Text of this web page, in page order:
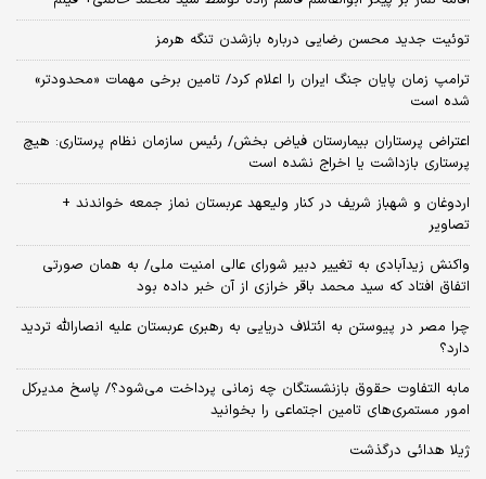
توئیت جدید محسن رضایی درباره بازشدن تنگه هرمز
ترامپ زمان پایان جنگ ایران را اعلام کرد/ تامین برخی مهمات «محدودتر»
شده است
اعتراض پرستاران بیمارستان فیاض بخش/ رئیس سازمان نظام پرستاری: هیچ
پرستاری بازداشت یا اخراج نشده است
اردوغان و شهباز شریف در کنار ولیعهد عربستان نماز جمعه خواندند +
تصاویر
واکنش زیدآبادی به تغییر دبیر شورای عالی امنیت ملی/ به همان صورتی
اتفاق افتاد که سید محمد باقر خرازی از آن خبر داده بود
چرا مصر در پیوستن به ائتلاف دریایی به رهبری عربستان علیه انصارالله تردید
دارد؟
مابه التفاوت حقوق بازنشستگان چه زمانی پرداخت می‌شود؟/ پاسخ مدیرکل
امور مستمری‌های تامین اجتماعی را بخوانید
ژیلا هدائی درگذشت